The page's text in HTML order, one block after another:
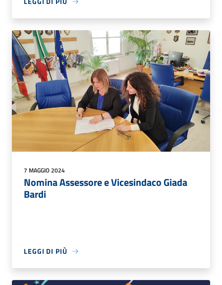
7 MAGGIO 2024
Nomina Assessore e Vicesindaco Giada
Bardi
LEGGI DI PIÙ